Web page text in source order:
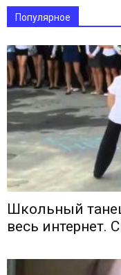
Популярное
Школьный
весь интернет.